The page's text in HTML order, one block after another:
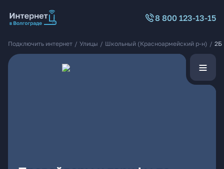
8 800 123-13-15
Подключить интернет / Улицы / Школьный (Красноармейский р-н) / 2Б